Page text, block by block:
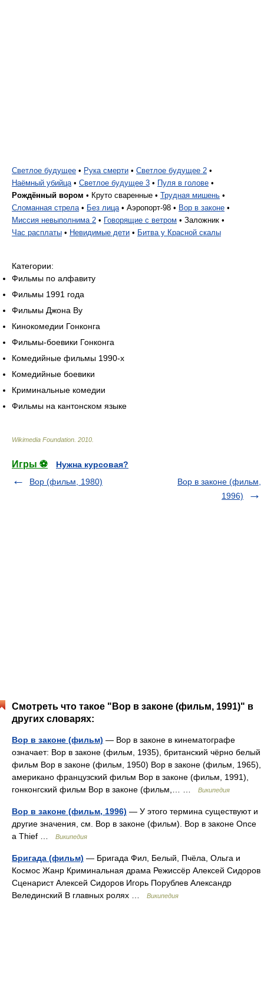
Светлое будущее • Рука смерти • Светлое будущее 2 •
Наёмный убийца• Светлое будущее 3 • Пуля в голове •
Рождённый вором • Круто сваренные • Трудная мишень •
Сломанная стрела• Без лица• Аэропорт-98 • Вор в законе •
Миссия невыполнима 2 • Говорящие с ветром • Заложник •
Час расплаты • Невидимые дети • Битва у Красной скалы
Категории:
Фильмы по алфавиту
Фильмы 1991 года
Фильмы Джона Ву
Кинокомедии Гонконга
Фильмы-боевики Гонконга
Комедийные фильмы 1990-х
Комедийные боевики
Криминальные комедии
Фильмы на кантонском языке
Wikimedia Foundation 2010
Игры ⚽
Нужна курсовая?
Вор (фильм, 1980)
Вор в законе (фильм,
1996)
Смотреть что такое "Вор в законе (фильм, 1991)" в
других словарях:
Вор в законе (фильм) — Вор в законе в кинематографе
означает: Вор в законе (фильм, 1935), британский чёрно белый
фильм Вор в законе (фильм, 1950) Вор в законе (фильм, 1965),
американо французский фильм Вор в законе (фильм, 1991),
гонконгский фильм Вор в законе (фильм,… …
Википедия
Вор в законе (фильм, 1996) — У этого термина существуют и
другие значения, см. Вор в законе (фильм). Вор в законе Once
a Thief …
Википедия
Бригада (фильм) — Бригада Фил, Белый, Пчёла, Ольга и
Космос Жанр Криминальная драма Режиссёр Алексей Сидоров
Сценарист Алексей Сидоров Игорь Порублев Александр
Велединский В главных ролях …
Википедия